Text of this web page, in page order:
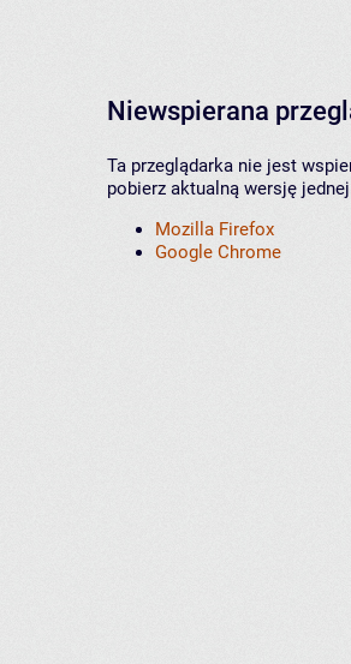
Niewspierana
Ta przeglądarka nie jest
pobierz aktualną wersję
Mozilla Firefox
Google Chrome